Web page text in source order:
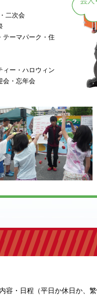
二次会
テーマパーク・住
ィー・ハロウィン
会・忘年会
容・日程（平日か休日か、